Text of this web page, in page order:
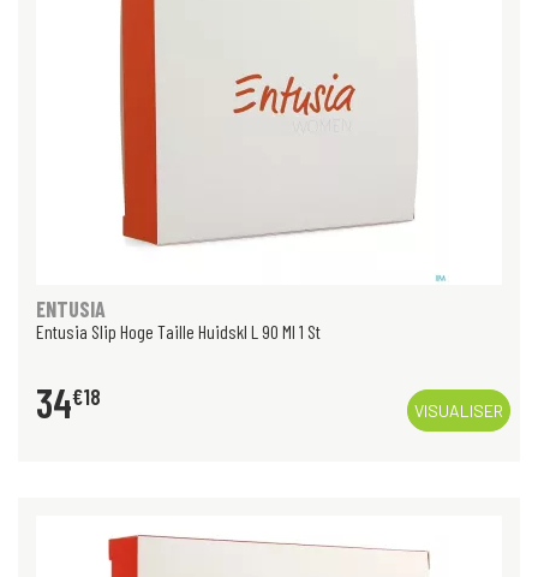
ENTUSIA
Entusia Slip Hoge Taille Huidskl L 90 Ml 1 St
34€18
VISUALISER